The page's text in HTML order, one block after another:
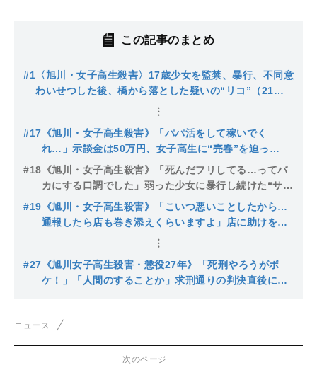
この記事のまとめ
#1 〈旭川・女子高生殺害〉17歳少女を監禁、暴行、不同意
わいせつした後、橋から落とした疑いの“リコ”（21）
は派手やんちゃ系「昔から陰湿なイジメ」「連日飲み歩
#17 《旭川・女子高生殺害》「パパ活をして稼いでく
れ…」示談金は50万円、女子高生に“売春”を迫っ
た“サンロクのリコ”はなぜ少女に全裸謝罪をさせたの
か？〈裁判長も舎弟に質問〉
#18 《旭川・女子高生殺害》「死んだフリしてる…ってバ
カにする口調でした」弱った少女に暴行し続けた“サン
ロクのリコ”、ヤクザ役を演じた少年は「見るに堪えな
かった」
#19 《旭川・女子高生殺害》「こいつ悪いことしたから…
通報したら店も巻き添えくらいますよ」店に助けを求
める少女を再び監禁した“暴力団員の舎弟”リコ…ラー
#27 《旭川女子高生殺害・懲役27年》「死刑やろうがボ
ケ！」「人間のすることか」求刑通りの判決直後に男
ニュース
次のページ